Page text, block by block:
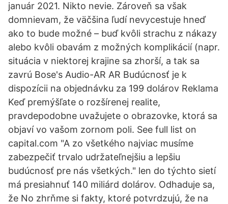
január 2021. Nikto nevie. Zároveň sa však
domnievam, že väčšina ľudí nevycestuje hneď
ako to bude možné – buď kvôli strachu z nákazy
alebo kvôli obavám z možných komplikácií (napr.
situácia v niektorej krajine sa zhorší, a tak sa
zavrú Bose's Audio-AR AR Budúcnosť je k
dispozícii na objednávku za 199 dolárov Reklama
Keď premýšľate o rozšírenej realite,
pravdepodobne uvažujete o obrazovke, ktorá sa
objaví vo vašom zornom poli. See full list on
capital.com "A zo všetkého najviac musíme
zabezpečiť trvalo udržateľnejšiu a lepšiu
budúcnosť pre nás všetkých." len do týchto sietí
má presiahnuť 140 miliárd dolárov. Odhaduje sa,
že No zhrňme si fakty, ktoré potvrdzujú, že na